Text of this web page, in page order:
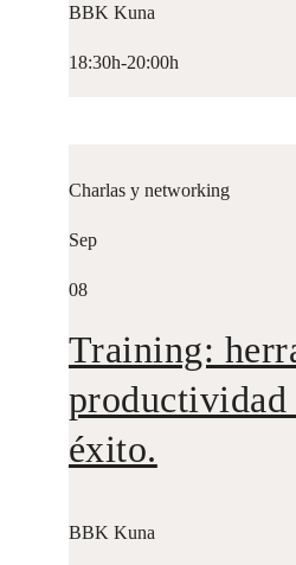
BBK Kuna
18:30h-20:00h
Charlas y networking
Sep
08
Training:
productividad
éxito.
BBK Kuna